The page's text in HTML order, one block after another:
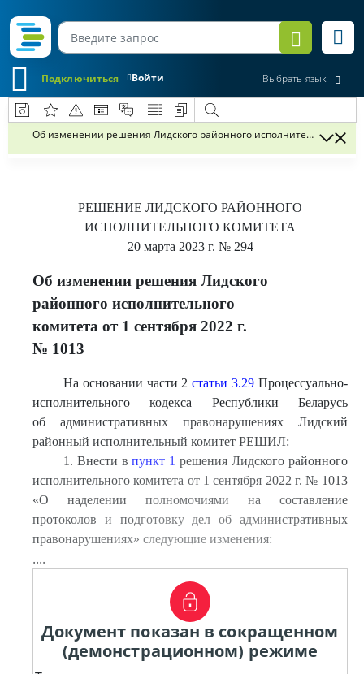
Войти
Подключиться Выбрать язык
Об изменении решения Лидского районного исполнительного
РЕШЕНИЕ ЛИДСКОГО РАЙОННОГО
ИСПОЛНИТЕЛЬНОГО КОМИТЕТА
20 марта 2023 г. № 294
Об изменении решения Лидского
районного исполнительного
комитета от 1 сентября 2022 г.
№ 1013
На основании части 2статьи 3.29 Процессуально-
исполнительного кодекса Республики Беларусь
об административных правонарушениях Лидский
районный исполнительный комитет РЕШИЛ:
1. Внести впункт 1 решения Лидского районного
исполнительного комитета от 1 сентября 2022 г. № 1013
«О наделении полномочиями на составление
протоколов и подготовку дел об административных
правонарушениях» следующие изменения:
....
Документ показан в сокращенном
(демонстрационном) режиме